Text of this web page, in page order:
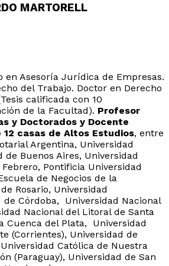
MARTORELL
en Asesoría Jurídica de Empresas.
del Trabajo. Doctor en Derecho
calificada con 10
de la Facultad). Profesor
y Doctorados y Docente
casas de Altos Estudios, entre
Argentina, Universidad
de Buenos Aires, Universidad
Pontificia Universidad
de Negocios de la
Rosario, Universidad
de Córdoba, Universidad Nacional
Nacional del Litoral de Santa
Cuenca del Plata, Universidad
(Corrientes), Universidad de
Católica de Nuestra
(Paraguay), Universidad de San